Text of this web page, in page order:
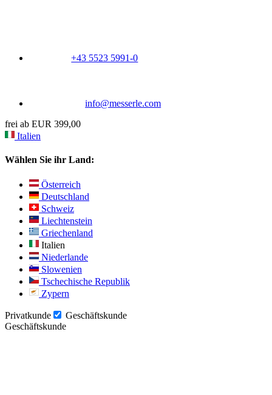
+43 5523 5991-0
info@messerle.com
frei ab EUR 399,00
Italien
Wählen Sie ihr Land:
Österreich
Deutschland
Schweiz
Liechtenstein
Griechenland
Italien
Niederlande
Slowenien
Tschechische Republik
Zypern
Privatkunde
Geschäftskunde
Geschäftskunde